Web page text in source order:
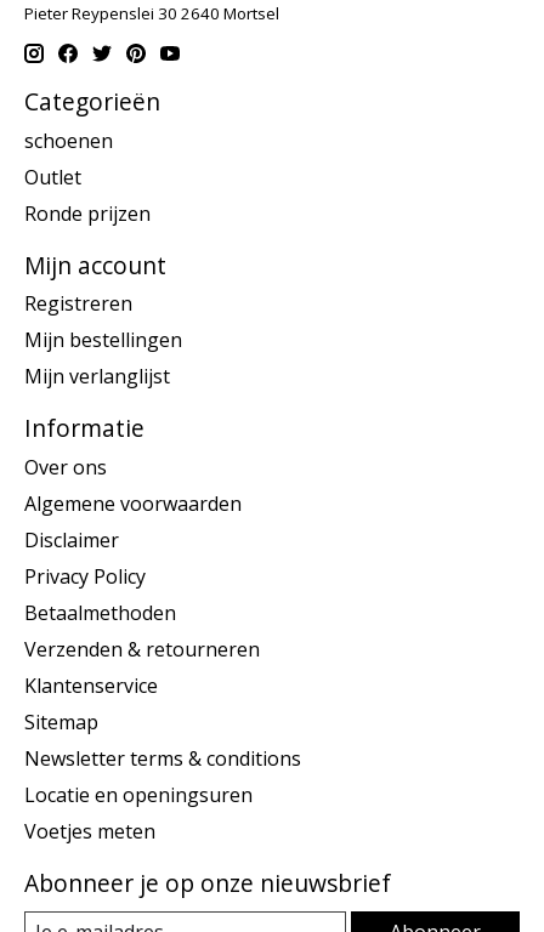
Pieter Reypenslei 30 2640 Mortsel
Categorieën
schoenen
Outlet
Ronde prijzen
Mijn account
Registreren
Mijn bestellingen
Mijn verlanglijst
Informatie
Over ons
Algemene voorwaarden
Disclaimer
Privacy Policy
Betaalmethoden
Verzenden & retourneren
Klantenservice
Sitemap
Newsletter terms & conditions
Locatie en openingsuren
Voetjes meten
Abonneer je op onze nieuwsbrief